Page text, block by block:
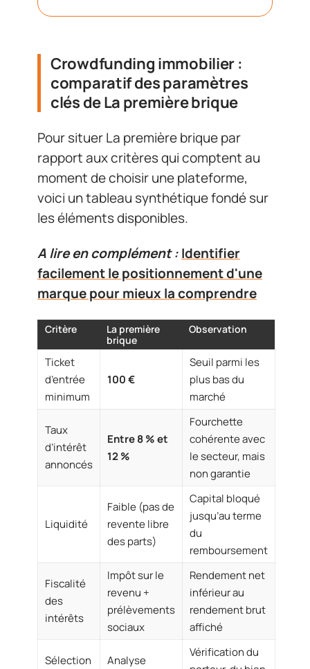
Crowdfunding immobilier :
comparatif des paramètres
clés de La première brique
Pour situer La première brique par
rapport aux critères qui comptent au
moment de choisir une plateforme,
voici un tableau synthétique fondé sur
les éléments disponibles.
A lire en complément :Identifier
facilement le positionnement d'une
marque pour mieux la comprendre
Critère
La première
brique
Observation
Ticket
d’entrée
minimum
100 €
Seuil parmi les
plus bas du
marché
Taux
d’intérêt
annoncés
Entre 8 % et
12 %
Fourchette
cohérente avec
le secteur, mais
non garantie
Liquidité
Faible (pas de
revente libre
des parts)
Capital bloqué
jusqu’au terme
du
remboursement
Fiscalité
des
intérêts
Impôt sur le
revenu +
prélèvements
sociaux
Rendement net
inférieur au
rendement brut
affiché
Sélection Analyse
Vérification du